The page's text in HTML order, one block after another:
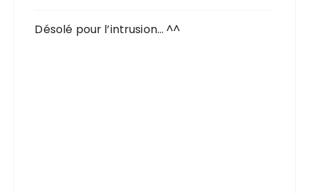
Désolé pour l’intrusion… ^^